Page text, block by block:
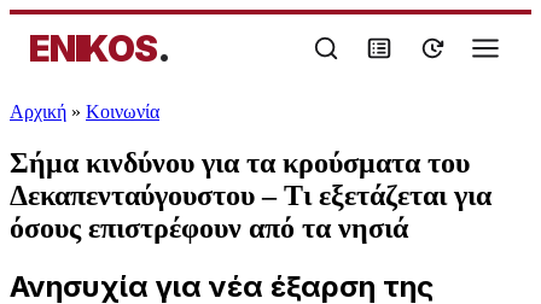
ENIKOS.
Αρχική » Κοινωνία
Σήμα κινδύνου για τα κρούσματα του
Δεκαπενταύγουστου – Τι εξετάζεται για
όσους επιστρέφουν από τα νησιά
Ανησυχία για νέα έξαρση της